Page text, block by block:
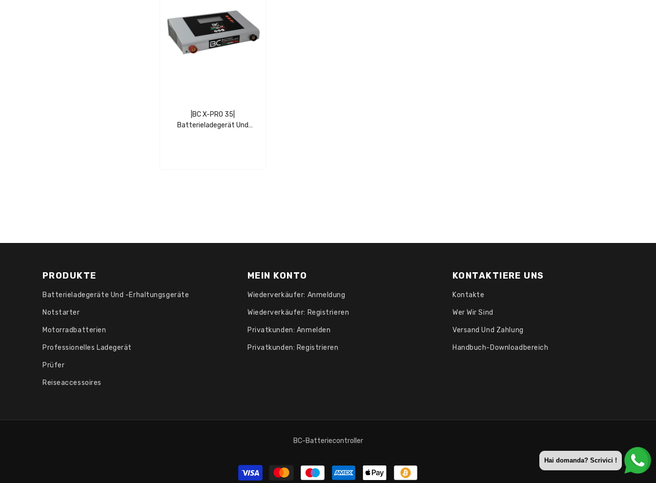
|BC X-PRO 35|
Batterieladegerät Und
PRODUKTE
Batterieladegeräte Und -erhaltungsgeräte
Notstarter
Motorradbatterien
Professionelles Ladegerät
Prüfer
Reiseaccessoires
MEIN KONTO
Wiederverkäufer: Anmeldung
Wiederverkäufer: Registrieren
Privatkunden: Anmelden
Privatkunden: Registrieren
KONTAKTIERE UNS
Kontakte
Wer Wir Sind
Versand Und Zahlung
Handbuch-Downloadbereich
BC-Batteriecontroller
Zahlungsmethoden
Hai domanda? Scrivici !